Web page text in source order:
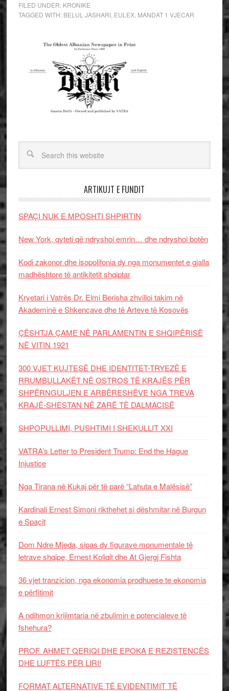
FILED UNDER: KRONIKE
TAGGED WITH: BELUL JASHARI, EULEX, MANDAT 1 VJECAR
ARTIKUJT E FUNDIT
SPAÇI NUK E MPOSHTI SHPIRTIN
New York, qyteti që ndryshoi emrin… dhe ndryshoi botën
Kodi zakonor dhe isopolifonia dy nga monumentet e gjalla
madhështore të antikitetit shqiptar
Kryetari i Vatrës Dr. Elmi Berisha zhvilloi takim në
Akademinë e Shkencave dhe të Arteve të Kosovës
ÇËSHTJA ÇAME NË PARLAMENTIN E SHQIPËRISË
NË VITIN 1921
300 VJET KUJTESË DHE IDENTITET-TRYEZË E
RRUMBULLAKËT NË OSTROS TË KRAJËS PËR
SHPËRNGULJEN E ARBËRESHËVE NGA TREVA
KRAJË-SHESTAN NË ZARË TË DALMACISË
SHPOPULLIMI, PUSHTIMI I SHEKULLIT XXI
VATRA’s Letter to President Trump: End the Hague
Injustice
Nga Tirana në Kukaj për të parë “Lahuta e Malësisë”
Kardinali Ernest Simoni rikthehet si dëshmitar në Burgun
e Spaçit
Dom Ndre Mjeda, sipas dy figurave monumentale të
letrave shqipe, Ernest Koliqit dhe At Gjergj Fishta
36 vjet tranzicion, nga ekonomia prodhuese te ekonomia
e përfitimit
A ndihmon krijimtaria në zbulimin e potencialeve të
fshehura?
PROF. AHMET QERIQI DHE EPOKA E REZISTENCЁS
DHE LUFTЁS PЁR LIRI!
FORMAT ALTERNATIVE TË EVIDENTIMIT TË